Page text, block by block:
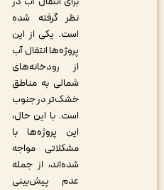
نظر گرفته شده
است. یکی از این
پروژه‌ها انتقال آب
از رودخانه‌های
شمالی به مناطق
خشک‌تر در جنوب
است. با این حال،
این پروژه‌ها با
مشکلاتی مواجه
شده‌اند، از جمله
عدم پیش‌بینی